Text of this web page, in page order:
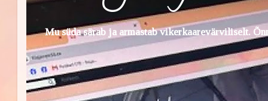
Mu süda särab ja armastab vikerkaarevärviliselt.